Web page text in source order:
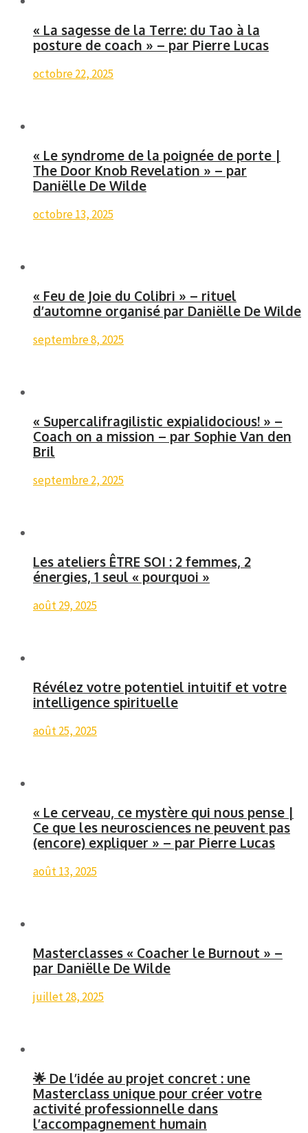
« La sagesse de la Terre: du Tao à la
posture de coach » – par Pierre Lucas
octobre 22, 2025
« Le syndrome de la poignée de porte |
The Door Knob Revelation » – par
Daniëlle De Wilde
octobre 13, 2025
« Feu de Joie du Colibri » – rituel
d’automne organisé par Daniëlle De Wilde
septembre 8, 2025
« Supercalifragilistic expialidocious! » –
Coach on a mission – par Sophie Van den
Bril
septembre 2, 2025
Les ateliers ÊTRE SOI : 2 femmes, 2
énergies, 1 seul « pourquoi »
août 29, 2025
Révélez votre potentiel intuitif et votre
intelligence spirituelle
août 25, 2025
« Le cerveau, ce mystère qui nous pense |
Ce que les neurosciences ne peuvent pas
(encore) expliquer » – par Pierre Lucas
août 13, 2025
Masterclasses « Coacher le Burnout » –
par Daniëlle De Wilde
juillet 28, 2025
🌟 De l’idée au projet concret : une
Masterclass unique pour créer votre
activité professionnelle dans
l’accompagnement humain